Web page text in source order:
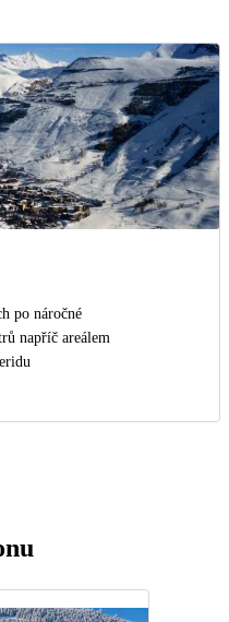
po náročné
napříč areálem